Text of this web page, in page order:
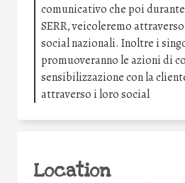
comunicativo che poi
SERR, veicoleremo
social nazionali. Inoltre i
promuoveranno le azioni di
sensibilizzazione con la
attraverso i loro social
Location